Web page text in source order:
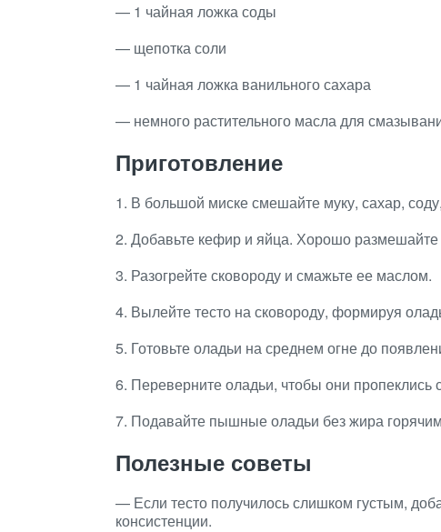
— 1 чайная ложка соды
— щепотка соли
— 1 чайная ложка ванильного сахара
— немного растительного масла для
Приготовление
1. В большой миске смешайте муку, сахар,
2. Добавьте кефир и яйца. Хорошо размешайте
3. Разогрейте сковороду и смажьте ее маслом.
4. Вылейте тесто на сковороду, формируя
5. Готовьте оладьи на среднем огне до
6. Переверните оладьи, чтобы они пропеклись
7. Подавайте пышные оладьи без жира
Полезные советы
— Если тесто получилось слишком густым,
консистенции.